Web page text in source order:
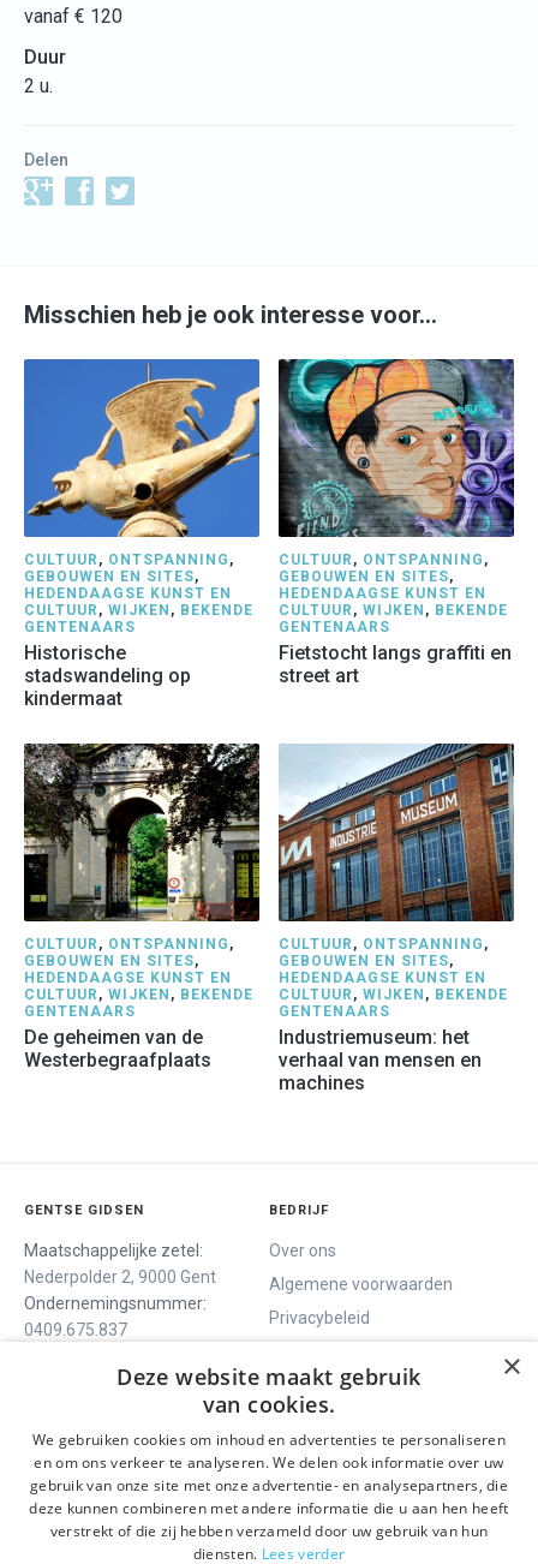
vanaf € 120
Duur
2 u.
Delen
Misschien heb je ook interesse voor…
CULTUUR , ONTSPANNING ,
GEBOUWEN EN SITES,
HEDENDAAGSE KUNST EN
CULTUUR , WIJKEN , BEKENDE
GENTENAARS
Historische
stadswandeling op
kindermaat
CULTUUR , ONTSPANNING ,
GEBOUWEN EN SITES,
HEDENDAAGSE KUNST EN
CULTUUR , WIJKEN , BEKENDE
GENTENAARS
Fietstocht langs graffiti en
street art
CULTUUR , ONTSPANNING ,
GEBOUWEN EN SITES,
HEDENDAAGSE KUNST EN
CULTUUR , WIJKEN , BEKENDE
GENTENAARS
De geheimen van de
Westerbegraafplaats
CULTUUR , ONTSPANNING ,
GEBOUWEN EN SITES,
HEDENDAAGSE KUNST EN
CULTUUR , WIJKEN , BEKENDE
GENTENAARS
Industriemuseum: het
verhaal van mensen en
machines
GENTSE GIDSEN
Maatschappelijke zetel:
Nederpolder 2, 9000 Gent
Ondernemingsnummer:
0409.675.837
BEDRIJF
Over ons
Algemene voorwaarden
Privacybeleid
ONS AANBOD
Rondleidingen
Dagprogramma
SOCIALS
Facebook
Instagram
LinkedIn
×
Deze website maakt gebruik
van cookies.
We gebruiken cookies om inhoud en advertenties te personaliseren
en om ons verkeer te analyseren. We delen ook informatie over uw
gebruik van onze site met onze advertentie- en analysepartners, die
deze kunnen combineren met andere informatie die u aan hen heeft
verstrekt of die zij hebben verzameld door uw gebruik van hun
diensten. Lees verder